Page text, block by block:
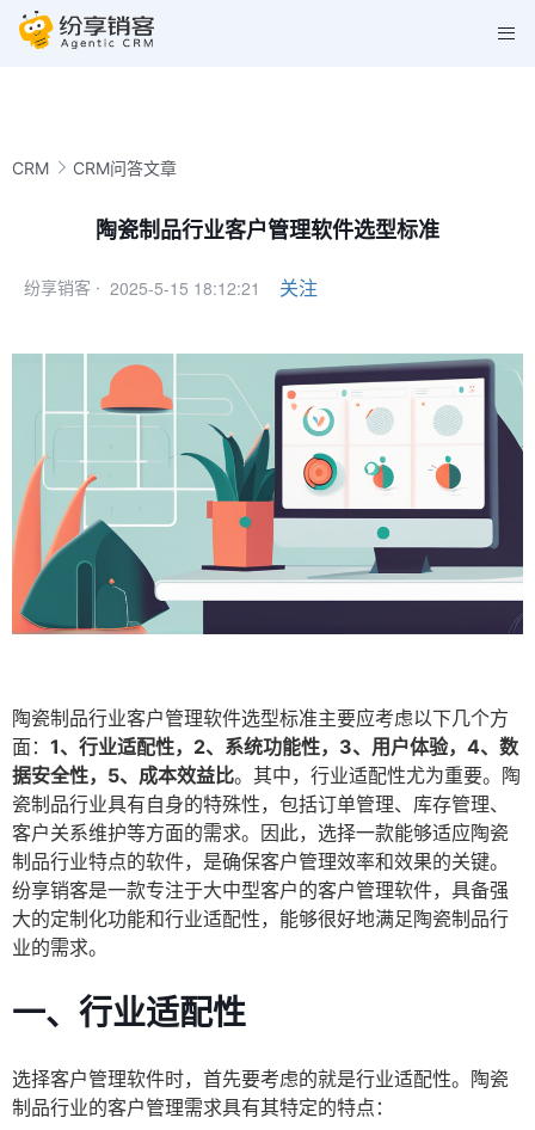
CRM CRM问答文章
陶瓷制品行业客户管理软件选型标准
纷享销客 · 2025-5-15 18:12:21 关注
陶瓷制品行业客户管理软件选型标准主要应考虑以下几个方
面： 1、行业适配性，2、系统功能性，3、用户体验，4、数
据安全性，5、成本效益比。其中，行业适配性尤为重要。陶
瓷制品行业具有自身的特殊性，包括订单管理、库存管理、
客户关系维护等方面的需求。因此，选择一款能够适应陶瓷
制品行业特点的软件，是确保客户管理效率和效果的关键。
纷享销客是一款专注于大中型客户的客户管理软件，具备强
大的定制化功能和行业适配性，能够很好地满足陶瓷制品行
业的需求。
一、行业适配性
选择客户管理软件时，首先要考虑的就是行业适配性。陶瓷
制品行业的客户管理需求具有其特定的特点：